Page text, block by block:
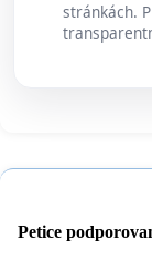
stránkách.
Petice